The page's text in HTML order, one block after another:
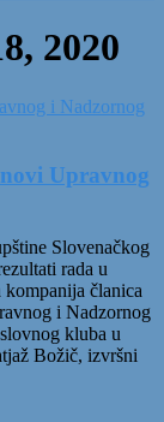
2020
Upravnog
Slovenačkog
rada u
kompanija članica
i Nadzornog
kluba u
Božič, izvršni